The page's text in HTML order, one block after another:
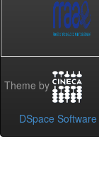
Theme by
DSpace Software